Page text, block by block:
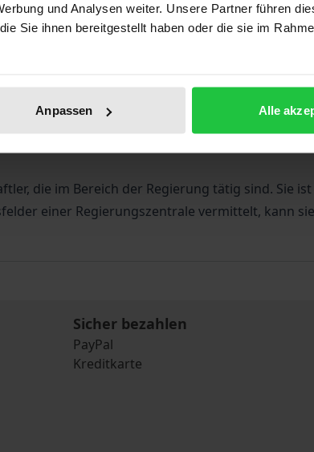
und Analysen weiter. Unsere Partner führen
Sie ihnen bereitgestellt haben oder die sie im
Anpassen Alle
ergab sich die Notwendigkeit, kurzfristig
einzurichten. Der Aufbau der neuen
belegt die vorliegende Abhandlung, in der
Sicht analysiert werden. Als institutionelle
wird der Praxis ein Orientierungsrahmen
die im Bereich der Regierung tätig sind. Sie
einer Regierungszentrale vermittelt, kann
Sicher bezahlen
PayPal
Kreditkarte